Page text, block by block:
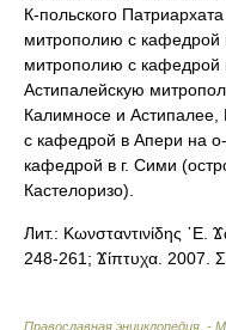
К-польского
митрополию с кафедрой
митрополию с кафедрой
Астипалейскую
Калимносе и
с кафедрой в Апери на
кафедрой в г. Сими
Кастелоризо).
Лит.: Κωνσταντινίδης ᾿Ε.
248-261; Ϫίπτυχα. 2007.
Православная энциклопедия. -